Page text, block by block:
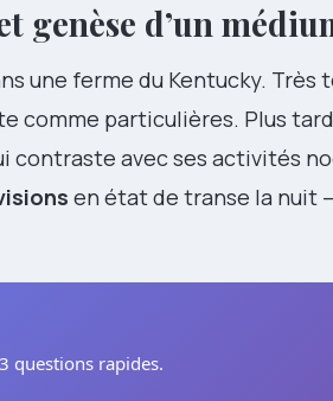
genèse d’un
une ferme du Kentucky.
comme particulières. Plus
contraste avec ses activités
en état de transe la nuit
questions rapides.